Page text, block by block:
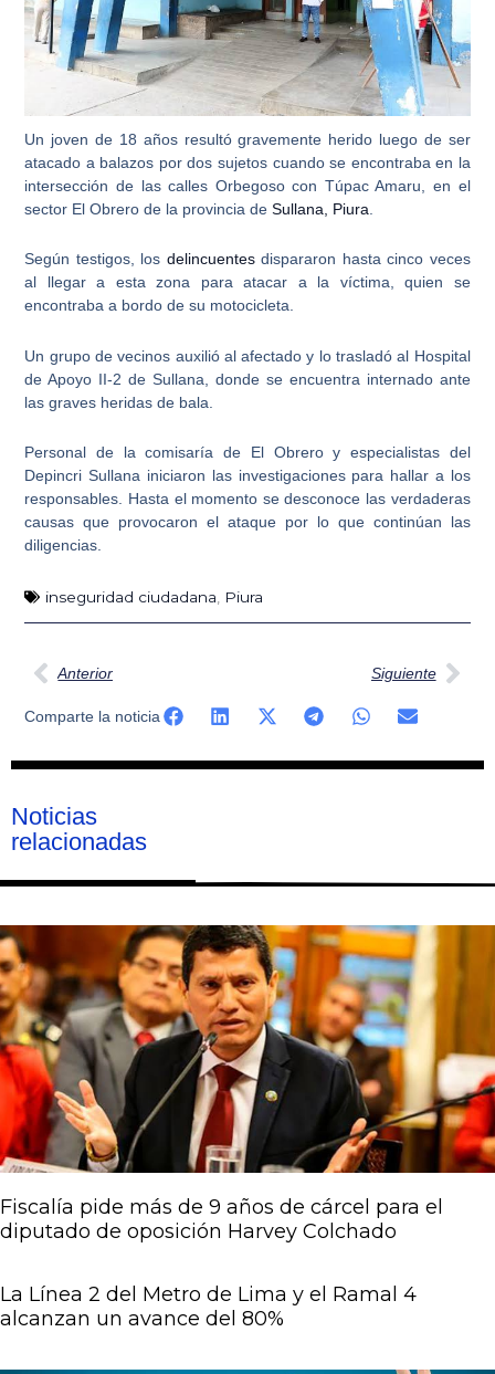
Un joven de 18 años resultó gravemente herido luego de ser
atacado a balazos por dos sujetos cuando se encontraba en la
intersección de las calles Orbegoso con Túpac Amaru, en el
sector El Obrero de la provincia deSullana, Piura
Según testigos, los delincuentesdispararon hasta cinco veces
al llegar a esta zona para atacar a la víctima, quien se
encontrabaa bordo de su motocicleta.
Un grupo de vecinos auxilió al afectado y lo trasladó al Hospital
de Apoyo II-2 de Sullana , donde se encuentra internado ante
las graves heridas de bala.
Personal de la comisaría de El Obrero y especialistas del
Depincri Sullana iniciaron las investigaciones para hallar a los
responsables. Hasta el momento se desconoce las verdaderas
causas que provocaron el ataque por lo que continúan las
diligencias.
inseguridad ciudadana Piura
Ant
Anterior Siguiente
Comparte la noticia
Noticias
relacionadas
Fiscalía pide más de 9 años de cárcel para el
diputado de oposición Harvey Colchado
La Línea 2 del Metro de Lima y el Ramal 4
alcanzan un avance del 80%
Página
Página
Página
Página
Página